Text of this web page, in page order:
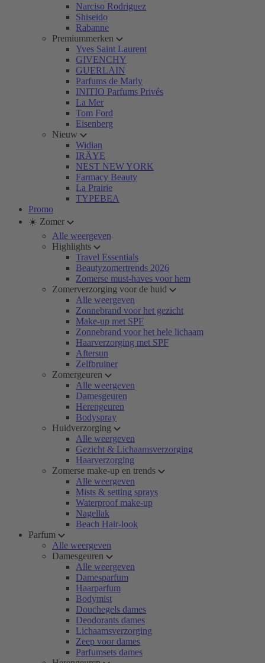
Narciso Rodriguez
Shiseido
Rabanne
Premiummerken
Yves Saint Laurent
GIVENCHY
GUERLAIN
Parfums de Marly
INITIO Parfums Privés
La Mer
Tom Ford
Eisenberg
Nieuw
Widian
IRÄYE
NEST NEW YORK
Farmacy Beauty
La Prairie
TYPEBEA
Promo
☀️ Zomer
Alle weergeven
Highlights
Travel Essentials
Beautyzomertrends 2026
Zomerse must-haves voor hem
Zomerverzorging voor de huid
Alle weergeven
Zonnebrand voor het gezicht
Make-up met SPF
Zonnebrand voor het hele lichaam
Haarverzorging met SPF
Aftersun
Zelfbruiner
Zomergeuren
Alle weergeven
Damesgeuren
Herengeuren
Bodyspray
Huidverzorging
Alle weergeven
Gezicht & Lichaamsverzorging
Haarverzorging
Zomerse make-up en trends
Alle weergeven
Mists & setting sprays
Waterproof make-up
Nagellak
Beach Hair-look
Parfum
Alle weergeven
Damesgeuren
Alle weergeven
Damesparfum
Haarparfum
Bodymist
Douchegels dames
Deodorants dames
Lichaamsverzorging
Zeep voor dames
Parfumsets dames